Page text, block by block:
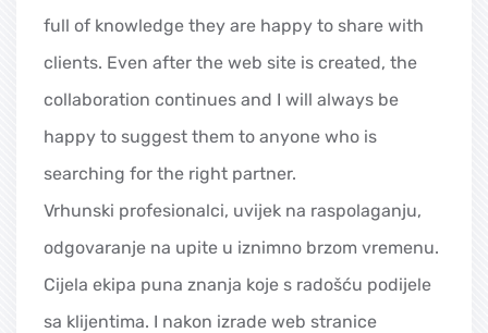
full of knowledge they are happy to share with
clients. Even after the web site is created, the
collaboration continues and I will always be
happy to suggest them to anyone who is
searching for the right partner.
Vrhunski profesionalci, uvijek na raspolaganju,
odgovaranje na upite u iznimno brzom vremenu.
Cijela ekipa puna znanja koje s radošću podijele
sa klijentima. I nakon izrade web stranice